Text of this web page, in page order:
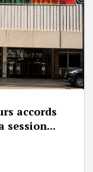
accords
session...